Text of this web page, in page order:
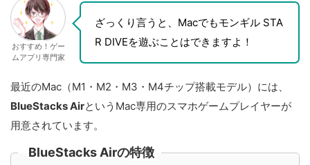
おすすめ！ゲー
ムアプリ専門家
ざっくり言うと、Macでもモンギル STA
R DIVEを遊ぶことはできますよ！
最近のMac（M1・M2・M3・M4チップ搭載モデル）には、
BlueStacks AirというMac専用のスマホゲームプレイヤーが
用意されています。
BlueStacks Airの特徴